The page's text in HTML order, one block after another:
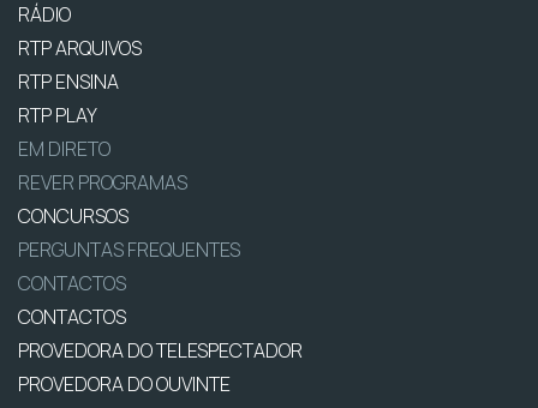
RÁDIO
RTP ARQUIVOS
RTP ENSINA
RTP PLAY
EM DIRETO
REVER PROGRAMAS
CONCURSOS
PERGUNTAS FREQUENTES
CONTACTOS
CONTACTOS
PROVEDORA DO TELESPECTADOR
PROVEDORA DO OUVINTE